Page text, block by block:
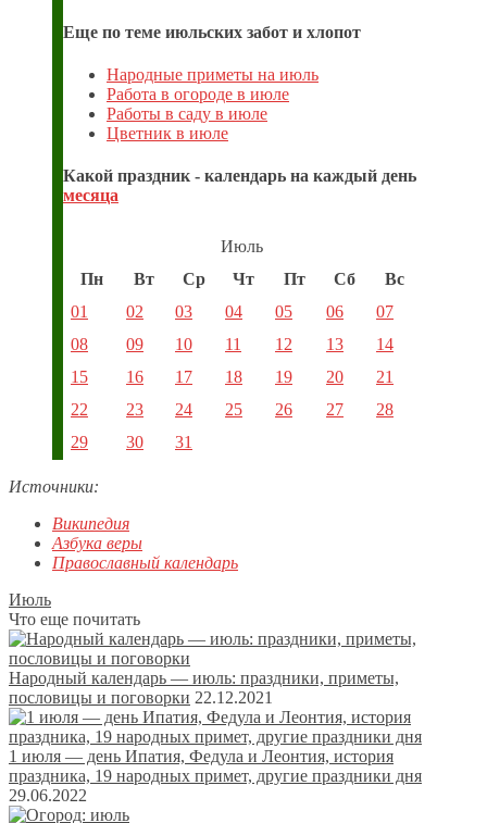
Еще по теме июльских забот и хлопот
Народные приметы на июль
Работа в огороде в июле
Работы в саду в июле
Цветник в июле
Какой праздник - календарь на каждый день
месяца
Июль
Пн
Вт Ср Чт Пт Сб
Вс
01
02 03 04 05 06
07
08
09 10 11 12 13
14
15
16 17 18 19 20
21
22
23 24 25 26 27
28
29
30 31
Источники:
Википедия
Азбука веры
Православный календарь
Июль
Что еще почитать
Народный календарь — июль: праздники, приметы,
пословицы и поговорки 22.12.2021
1 июля — день Ипатия, Федула и Леонтия, история
праздника, 19 народных примет, другие праздники дня
29.06.2022